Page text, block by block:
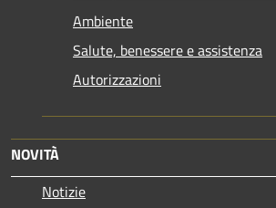
Ambiente
Salute, benessere e assistenza
Autorizzazioni
NOVITÀ
Notizie